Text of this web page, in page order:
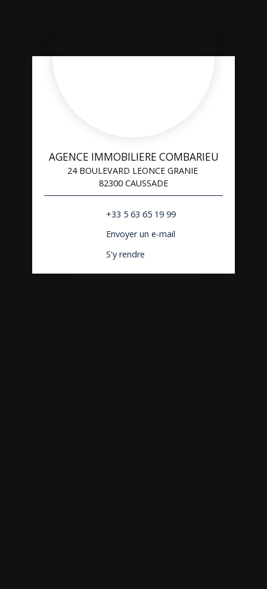
AGENCE IMMOBILIERE COMBARIEU
24 BOULEVARD LEONCE GRANIE
82300 CAUSSADE
+33 5 63 65 19 99
Envoyer un e-mail
S'y rendre